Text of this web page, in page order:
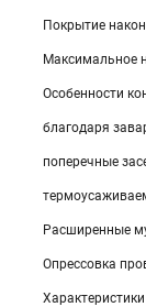
Покрытие
Максимальное
Особенности
благодаря
поперечные
Расширенные
Опрессовка
Характеристики